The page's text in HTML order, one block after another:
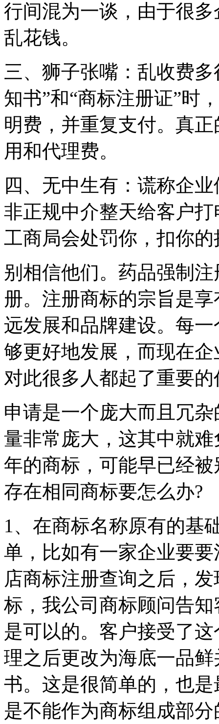
行间混为一谈，由于很
乱花钱。
三、狮子张嘴：乱收费
知书”和“商标注册证”时
明费，并重复支付。真
用和代理费。
四、无中生有：谎称企
非正规中介整天给客户
工商局会处罚你，扣你
别相信他们。药品强制
册。注册商标的宗旨是
远发展和品牌建设。每
够更好地发展，而现在
对此很多人都起了重要的
申请是一个庞大而且冗
量非常庞大，这其中就
年的商标，可能早已经
存在相同商标要怎么办?
1、在商标名称原有的基
单，比如有一家企业要
店商标注册查询之后，
标，我公司商标顾问告
是可以的。客户接受了
理之后更改为海底一品
书。这是很简单的，也
是不能作为商标组成部